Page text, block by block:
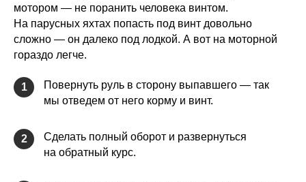
мотором — не поранить человека винтом.
На парусных яхтах попасть под винт довольно
сложно — он далеко под лодкой. А вот на моторной
гораздо легче.
1
Повернуть руль в сторону выпавшего — так
мы отведем от него корму и винт.
2
Сделать полный оборот и развернуться
на обратный курс.